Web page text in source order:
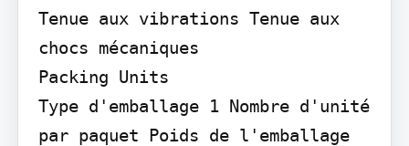
Tenue aux vibrations Tenue aux
chocs mécaniques
Packing Units
Type d'emballage 1 Nombre d'unité
par paquet Poids de l'emballage